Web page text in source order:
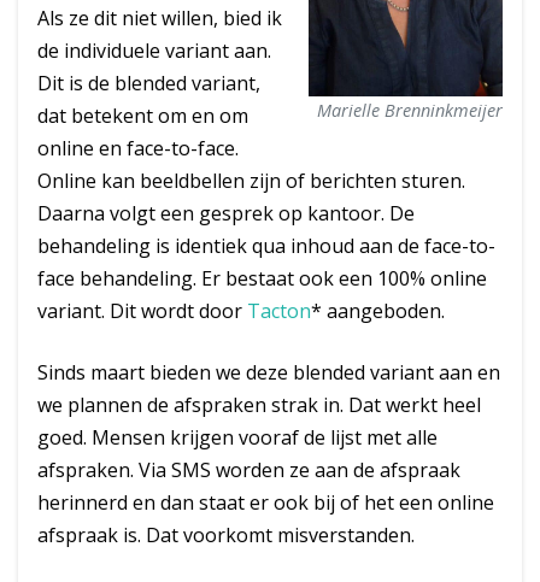
Marielle Brenninkmeijer
Als ze dit niet willen, bied ik
de individuele variant aan.
Dit is de blended variant,
dat betekent om en om
online en face-to-face.
Online kan beeldbellen zijn of berichten sturen.
Daarna volgt een gesprek op kantoor. De
behandeling is identiek qua inhoud aan de face-to-
face behandeling. Er bestaat ook een 100% online
variant. Dit wordt door Tacton* aangeboden.
Sinds maart bieden we deze blended variant aan en
we plannen de afspraken strak in. Dat werkt heel
goed. Mensen krijgen vooraf de lijst met alle
afspraken. Via SMS worden ze aan de afspraak
herinnerd en dan staat er ook bij of het een online
afspraak is. Dat voorkomt misverstanden.